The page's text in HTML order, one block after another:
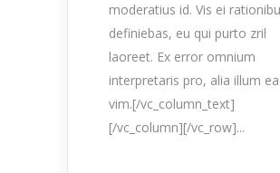
moderatius id. Vis ei
definiebas, eu qui purto zril
laoreet. Ex error omnium
interpretaris pro, alia illum ea
vim.[/vc_column_text]
[/vc_column][/vc_row]...